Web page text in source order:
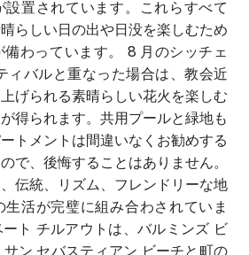
設置されています。これらすべて
らしい日の出や日没を楽しむため
わっています。 8 月のシッチェ
ィバルと重なった場合は、教会近
げられる素晴らしい花火を楽しむ
得られます。共用プールと緑地も
トメントは間違いなくお勧めする
で、後悔することはありません。
伝統、リズム、フレンドリーな地
活が完璧に組み合わされていま
ト チルアウトは、バルミンズ ビ
ン セバスティアン ビーチと町の